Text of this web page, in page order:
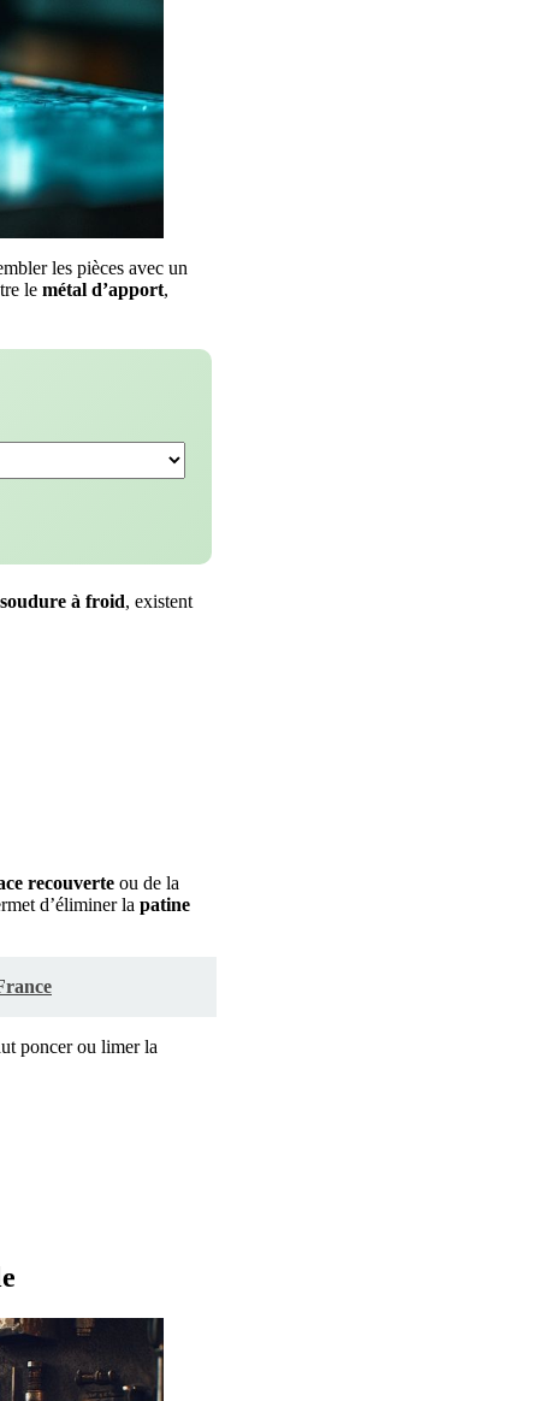
les pièces avec un
le métal d’apport,
soudure à froid, existent
recouverte ou de la
d’éliminer la patine
poncer ou limer la